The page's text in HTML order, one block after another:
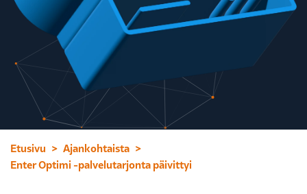
Etusivu
Ajankohtaista
Enter Optimi -palvelutarjonta päivittyi